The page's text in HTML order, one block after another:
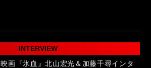
INTERVIEW
映画『氷血』北山宏光＆加藤千尋インタ